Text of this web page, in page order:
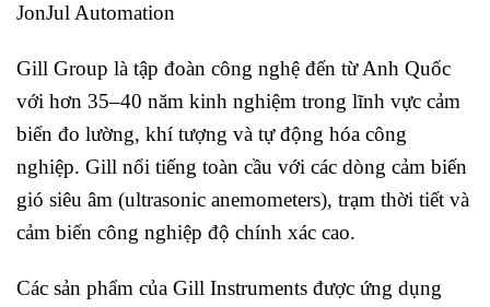
JonJul Automation
Gill Group là tập đoàn công nghệ đến từ Anh Quốc
với hơn 35–40 năm kinh nghiệm trong lĩnh vực cảm
biến đo lường, khí tượng và tự động hóa công
nghiệp. Gill nổi tiếng toàn cầu với các dòng cảm biến
gió siêu âm (ultrasonic anemometers), trạm thời tiết và
cảm biến công nghiệp độ chính xác cao.
Các sản phẩm của Gill Instruments được ứng dụng